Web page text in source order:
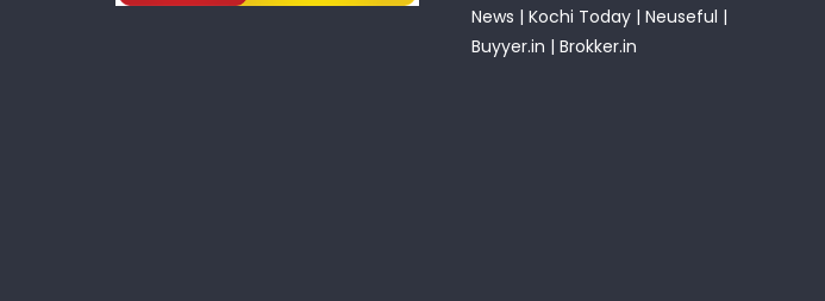
News | Kochi Today | Neuseful |
Buyyer.in | Brokker.in